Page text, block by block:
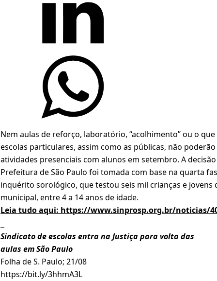
Nem aulas de reforço, laboratório, “acolhimento” ou o que
escolas particulares, assim como as públicas, não
atividades presenciais com alunos em setembro. A
Prefeitura de São Paulo foi tomada com base na quarta
inquérito sorológico, que testou seis mil crianças e jovens
municipal, entre 4 a 14 anos de idade.
Leia tudo aqui: https://www.sinprosp.org.br/noticias/
Sindicato de escolas entra na Justiça para volta das
aulas em São Paulo
Folha de S. Paulo; 21/08
https://bit.ly/3hhmA3L